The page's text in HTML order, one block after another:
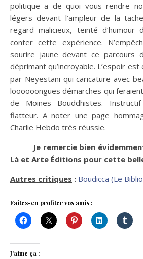
politique a de quoi vous rendre
légers devant l’ampleur de la
regard malicieux, teinté d’humour
conter cette expérience.
sourire jaune devant ce parcours
déprimant qu’incroyable. L’espoir
par Neyestani qui caricature avec
loooooongues démarches qui
de Moines Bouddhistes.
flatteur. A noter une page
Charlie Hebdo très réussie.
Je remercie bien
Là et Arte Éditions pour cette
Autres critiques : Boudicca (Le
Faites-en profiter vos amis :
J’aime ça :